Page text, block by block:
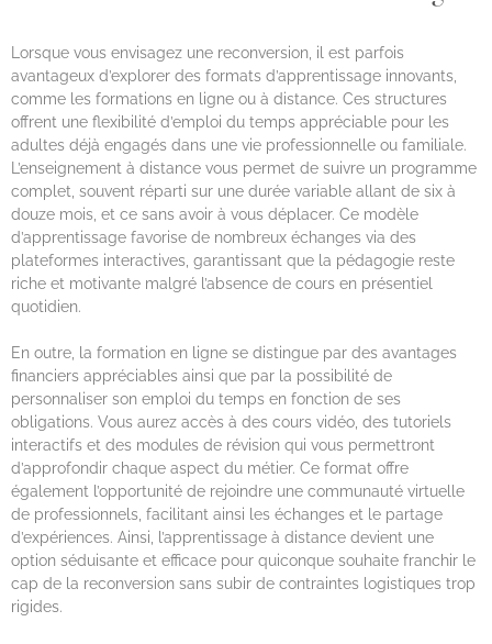
Lorsque vous envisagez une reconversion, il est parfois
avantageux d’explorer des formats d’apprentissage innovants,
comme les formations en ligne ou à distance. Ces structures
offrent une flexibilité d’emploi du temps appréciable pour les
adultes déjà engagés dans une vie professionnelle ou familiale.
L’enseignement à distance vous permet de suivre un programme
complet, souvent réparti sur une durée variable allant de six à
douze mois, et ce sans avoir à vous déplacer. Ce modèle
d’apprentissage favorise de nombreux échanges via des
plateformes interactives, garantissant que la pédagogie reste
riche et motivante malgré l’absence de cours en présentiel
quotidien.
En outre, la formation en ligne se distingue par des avantages
financiers appréciables ainsi que par la possibilité de
personnaliser son emploi du temps en fonction de ses
obligations. Vous aurez accès à des cours vidéo, des tutoriels
interactifs et des modules de révision qui vous permettront
d’approfondir chaque aspect du métier. Ce format offre
également l’opportunité de rejoindre une communauté virtuelle
de professionnels, facilitant ainsi les échanges et le partage
d’expériences. Ainsi, l’apprentissage à distance devient une
option séduisante et efficace pour quiconque souhaite franchir le
cap de la reconversion sans subir de contraintes logistiques trop
rigides.